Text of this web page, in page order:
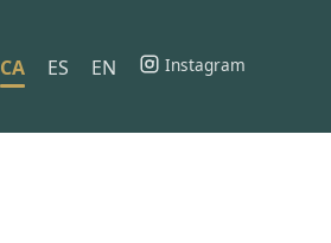
CA ES EN Instagram